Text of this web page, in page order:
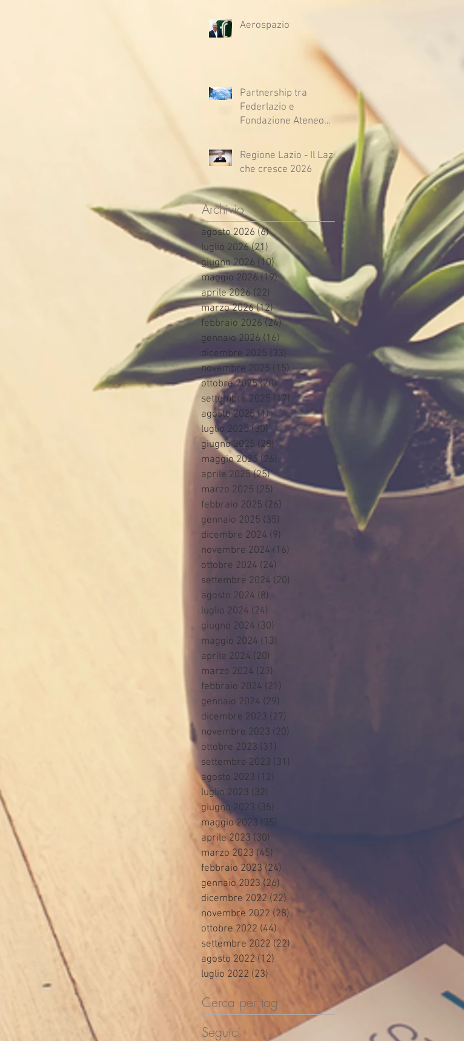
Aerospazio
Partnership tra
Federlazio e
Fondazione Ateneo
Regione Lazio - Il Lazio
che cresce 2026
Archivio
agosto 2026 (6)6 post
luglio 2026 (21) 21 post
giugno 2026 (10)10 post
maggio 2026 (19) 19 post
aprile 2026 (22) 22 post
marzo 2026 (12)12 post
febbraio 2026 (24)24 post
gennaio 2026 (16)
dicembre 2025 (33)
novembre 2025 (15)15 post
ottobre 2025 (20)20 post
settembre 2025 (17) 17 post
agosto 2025 (1)1 post
luglio 2025 (30)30 post
giugno 2025 (28) 28 post
maggio 2025 (26) 26 post
aprile 2025 (25)25 post
marzo 2025 (25) 25 post
febbraio 2025 (26)
gennaio 2025 (35)
dicembre 2024 (9)
novembre 2024 (16)
ottobre 2024 (24)
settembre 2024 (20)
agosto 2024 (8)
luglio 2024 (24)
giugno 2024 (30)
maggio 2024 (13)
aprile 2024 (20)
marzo 2024 (23)
febbraio 2024 (21)
gennaio 2024 (29)
dicembre 2023 (27)
novembre 2023 (20)
ottobre 2023 (31)
settembre 2023 (31)
agosto 2023 (12)
luglio 2023 (32)
giugno 2023 (35)
maggio 2023 (35)
aprile 2023 (30)
marzo 2023 (45)
febbraio 2023 (24)
gennaio 2023 (26)
dicembre 2022 (22)
novembre 2022 (28) 28 post
ottobre 2022 (44) 44 post
settembre 2022 (22) 22 post
agosto 2022 (12)
luglio 2022 (23)
Cerca per tag
Seguici